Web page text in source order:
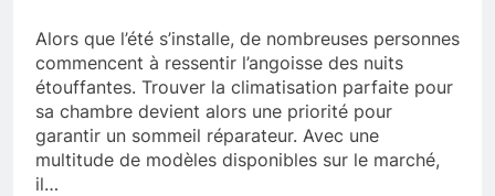
Alors que l’été s’installe, de nombreuses personnes
commencent à ressentir l’angoisse des nuits
étouffantes. Trouver la climatisation parfaite pour
sa chambre devient alors une priorité pour
garantir un sommeil réparateur. Avec une
multitude de modèles disponibles sur le marché,
il…